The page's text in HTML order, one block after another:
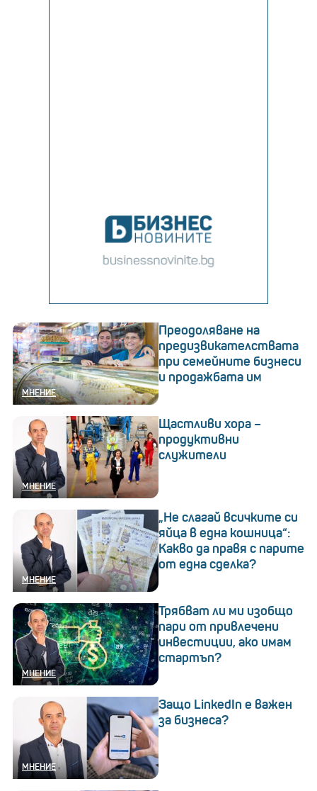
МНЕНИЕ
Преодоляване на
предизвикателствата
при семейните бизнеси
и продажбата им
МНЕНИЕ
Щастливи хора –
продуктивни
служители
МНЕНИЕ
„Не слагай всичките си
яйца в една кошница“:
Какво да правя с парите
от една сделка?
МНЕНИЕ
Трябват ли ми изобщо
пари от привлечени
инвестиции, ако имам
стартъп?
МНЕНИЕ
Защо LinkedIn е важен
за бизнеса?